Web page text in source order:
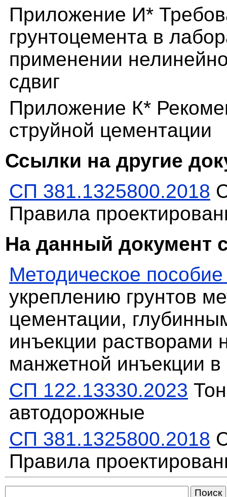
Приложение И*
грунтоцемента в
применении
сдвиг
Приложение К*
струйной цементации
Ссылки на другие
СП 381.1325800.2018
Правила
На данный документ
Методическое
укреплению грунтов
цементации,
инъекции растворами
манжетной инъекции
СП 122.13330.2023
автодорожные
СП 381.1325800.2018
Правила